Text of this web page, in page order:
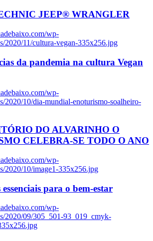
JEEP® WRANGLER
wp-
2020/11/cultura-vegan-335x256.jpg
da pandemia na cultura Vegan
wp-
2020/10/dia-mundial-enoturismo-soalheiro-
DO ALVARINHO O
CELEBRA-SE TODO O ANO
wp-
2020/10/image1-335x256.jpg
essenciais para o bem-estar
wp-
2020/09/305_501-93_019_cmyk-